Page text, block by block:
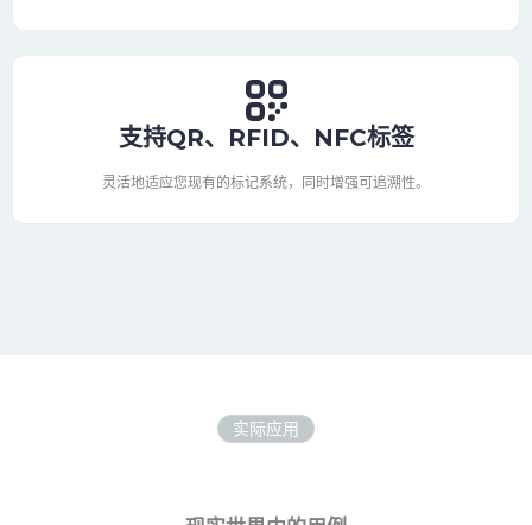
支持QR、RFID、NFC标签
灵活地适应您现有的标记系统，同时增强可追溯性。
实际应用